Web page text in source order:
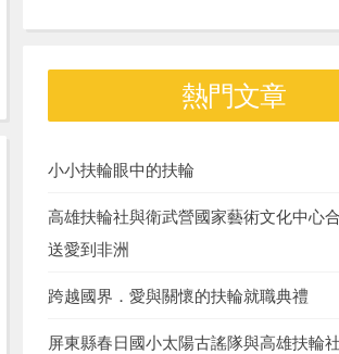
熱門文章
小小扶輪眼中的扶輪
高雄扶輪社與衛武營國家藝術文化中心
送愛到非洲
跨越國界．愛與關懷的扶輪就職典禮
屏東縣春日國小太陽古謠隊與高雄扶輪